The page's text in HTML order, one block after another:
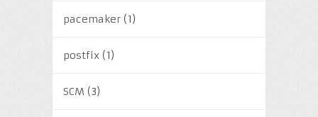
pacemaker(1)
postfix(1)
SCM (3)